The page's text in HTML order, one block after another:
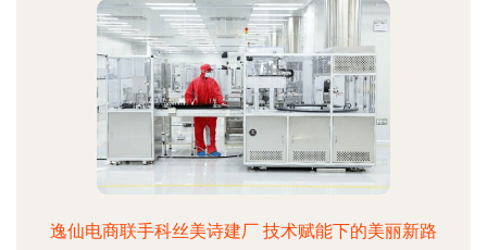
逸仙电商联手科丝美诗建厂 技术赋能下的美丽新路